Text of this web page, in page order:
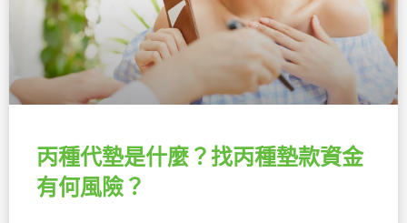
丙種代墊是什麼？找丙種墊款資金
有何風險？